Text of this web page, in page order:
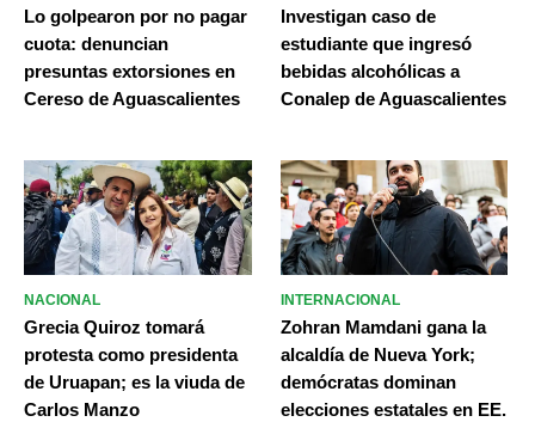
Lo golpearon por no pagar
cuota: denuncian
presuntas extorsiones en
Cereso de Aguascalientes
Investigan caso de
estudiante que ingresó
bebidas alcohólicas a
Conalep de Aguascalientes
NACIONAL
Grecia Quiroz tomará
protesta como presidenta
de Uruapan; es la viuda de
Carlos Manzo
INTERNACIONAL
Zohran Mamdani gana la
alcaldía de Nueva York;
demócratas dominan
elecciones estatales en EE.